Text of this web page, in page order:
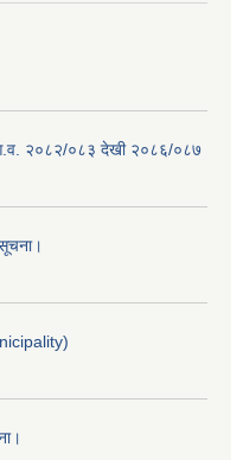
२०८२/०८३ देखी २०८६/०८७